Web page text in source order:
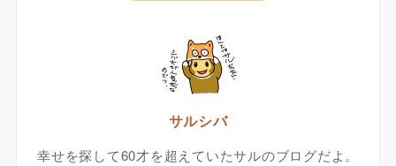
サルシバ
幸せを探して60才を超えていたサルのブログだよ。